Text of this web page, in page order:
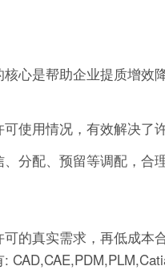
心是帮助企业提质增效
使用情况，有效解决了
分配、预留等调配，合
的真实需求，再低成本